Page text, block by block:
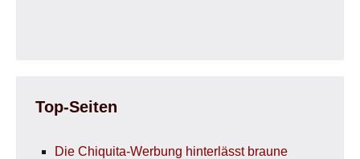
Top-Seiten
Die Chiquita-Werbung hinterlässt braune